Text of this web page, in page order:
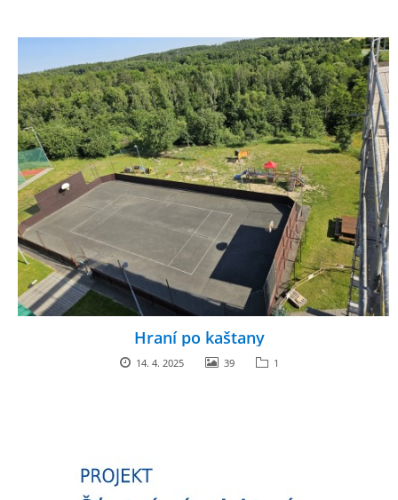
Hraní po kaštany
14. 4. 2025 39 1